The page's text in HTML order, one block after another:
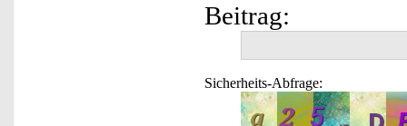
Beitrag:
Sicherheits-Abfrage: